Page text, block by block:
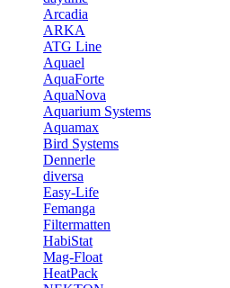
Arcadia
ARKA
ATG Line
Aquael
AquaForte
AquaNova
Aquarium Systems
Aquamax
Bird Systems
Dennerle
diversa
Easy-Life
Femanga
Filtermatten
HabiStat
Mag-Float
HeatPack